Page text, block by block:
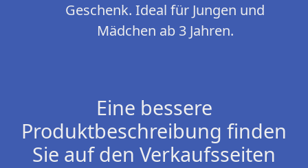
Geschenk. Ideal für Jungen und
Mädchen ab 3 Jahren.
Eine bessere
Produktbeschreibung finden
Sie auf den Verkaufsseiten